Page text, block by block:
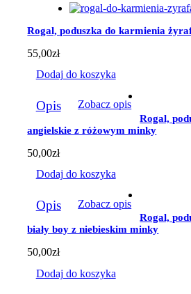
Rogal, poduszka do karmienia
55,00zł
Dodaj do koszyka
Opis Zobacz opis
Rogal,
angielskie z różowym minky
50,00zł
Dodaj do koszyka
Opis Zobacz opis
Rogal,
biały boy z niebieskim minky
50,00zł
Dodaj do koszyka